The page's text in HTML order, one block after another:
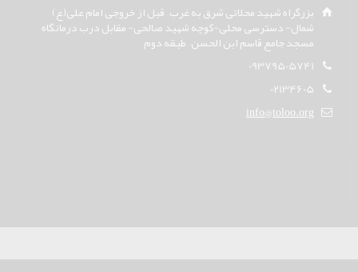
بزرگراه شهید محلاتی شرق به غرب – قبل از خروجی امام علی(ع)
شمال- دسترسی محلی-کوچه شهید صالحی- مقابل درب درمانگاه
مسجد جامع قاسم ابن الحسن – طبقه دوم
09379505741
02134605
info@toloo.org